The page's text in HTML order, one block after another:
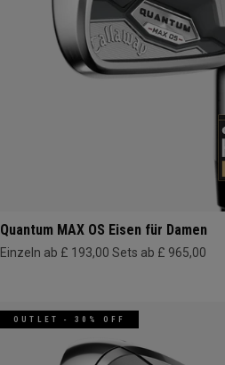
Quantum MAX OS Eisen für Damen
Einzeln ab £ 193,00 Sets ab £ 965,00
OUTLET - 30% OFF